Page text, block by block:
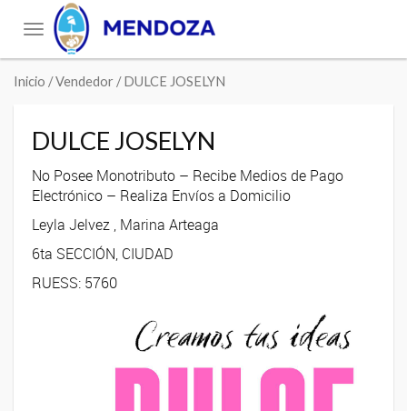
Toggle
navigation
Inicio / Vendedor / DULCE JOSELYN
DULCE JOSELYN
No Posee Monotributo – Recibe Medios de Pago
Electrónico – Realiza Envíos a Domicilio
Leyla Jelvez , Marina Arteaga
6ta SECCIÓN, CIUDAD
RUESS: 5760